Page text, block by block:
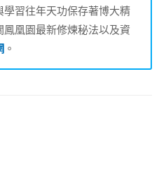
習往年天功保存著博大精
凰園最新修煉秘法以及資
。